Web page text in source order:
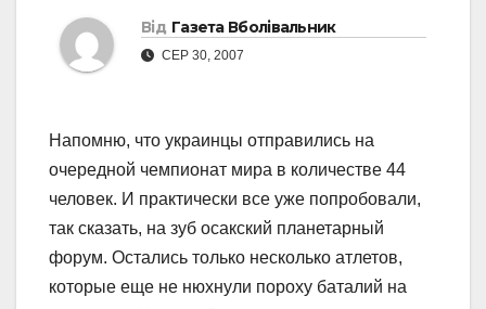
Від Газета Вболівальник
СЕР 30, 2007
Напомню, что украинцы отправились на
очередной чемпионат мира в количестве 44
человек. И практически все уже попробовали,
так сказать, на зуб осакский планетарный
форум. Остались только несколько атлетов,
которые еще не нюхнули пороху баталий на